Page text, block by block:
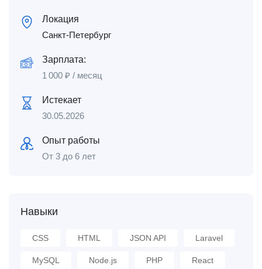
Локация
Санкт-Петербург
Зарплата:
1 000 ₽ / месяц
Истекает
30.05.2026
Опыт работы
От 3 до 6 лет
Навыки
CSS HTML JSON API Laravel
MySQL Node.js PHP React